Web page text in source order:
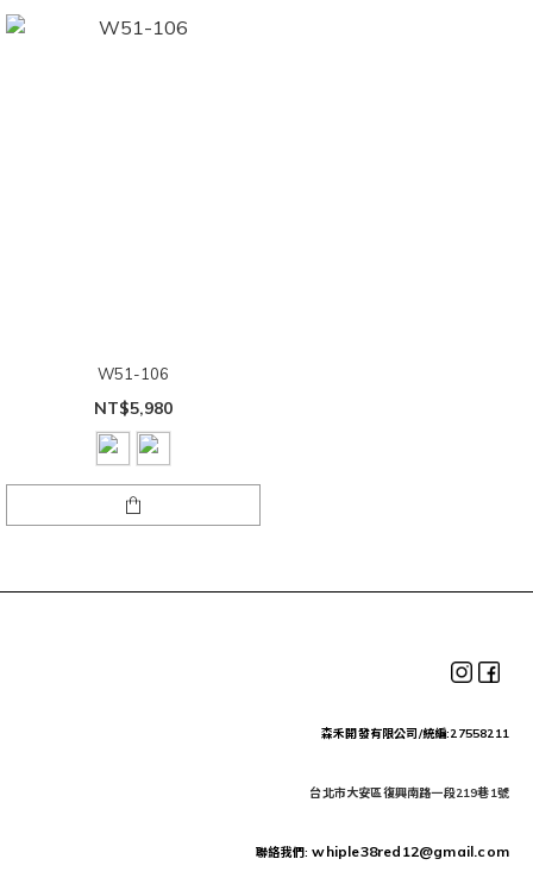
W51-106
NT$5,980
森禾開發有限公司/統編:27558211
台北市大安區復興南路一段219巷1號
聯絡我們:whiple38red12@gmail.com